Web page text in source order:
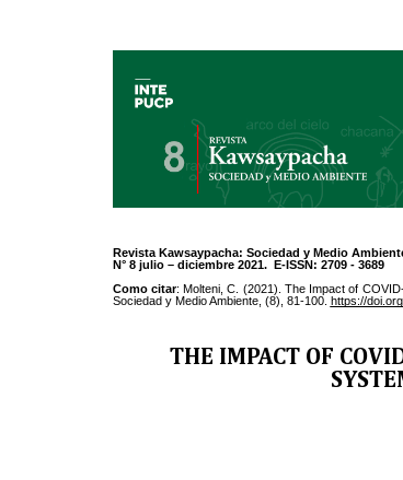
Revista Kawsaypacha: Sociedad y Medio
N° 8 julio – diciembre 2021. E-ISSN: 2709 - 3689
Como citar: Molteni, C. (2021). The Impact of
Sociedad y Medio Ambiente, (8), 81-100. https://
THE IMPACT OF